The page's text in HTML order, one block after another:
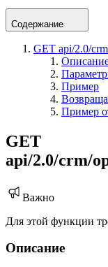
Содержание
GET api/2.0/
Пример
Пример
GET
api/2.0/crm/
Важно
Для этой функции
Описание